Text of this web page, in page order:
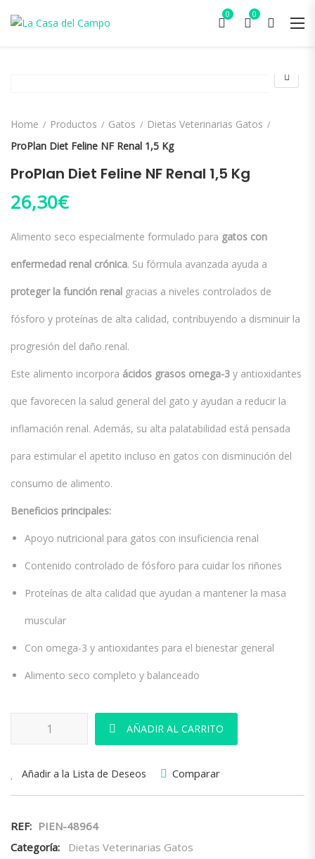
0 0
Home Productos Gatos
Dietas Veterinarias Gatos
ProPlan Diet Feline NF Renal 1,5 Kg
ProPlan Diet Feline NF Renal 1,5 Kg
26,30€
Alimento seco especialmente formulado para gatos con
enfermedad renal crónica. Su fórmula avanzada ayuda a
proteger la función renal gracias a niveles controlados de
fósforo y proteínas de alta calidad, contribuyendo a disminuir la
progresión del daño renal.
Este alimento incorpora ácidos grasos omega-3 y antioxidantes
que favorecen la salud general del gato y ayudan a reducir la
inflamación renal. Además, su alta palatabilidad está pensada
para estimular el apetito incluso en gatos con disminución del
consumo de alimento.
Beneficios principales:
Apoyo nutricional para gatos con insuficiencia renal
Contenido controlado de fósforo para cuidar los riñones
Proteínas de alta calidad que ayudan a mantener la masa
muscular
Con omega-3 y antioxidantes para el bienestar general
Alimento seco completo y balanceado
ProPlan Diet Feline NF Renal 1,5 Kg cantidad
AÑADIR AL CARRITO
Añadir a la Lista de Deseos Comparar
REF: PIEN-48964
Categoría:
Dietas Veterinarias Gatos